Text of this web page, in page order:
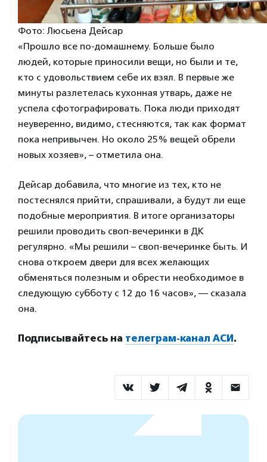
Фото: Люсьена Дейсар
«Прошло все по-домашнему. Больше было
людей, которые приносили вещи, но были и те,
кто с удовольствием себе их взял. В первые же
минуты разлетелась кухонная утварь, даже не
успела сфотографировать. Пока люди приходят
неуверенно, видимо, стесняются, так как формат
пока непривычен. Но около 25% вещей обрели
новых хозяев», – отметила она.
Дейсар добавила, что многие из тех, кто не
постеснялся прийти, спрашивали, а будут ли еще
подобные мероприятия. В итоге организаторы
решили проводить своп-вечеринки в ДК
регулярно. «Мы решили – своп-вечеринке быть. И
снова откроем двери для всех желающих
обменяться полезным и обрести необходимое в
следующую субботу с 12 до 16 часов», — сказала
она.
Подписывайтесь на телеграм-канал АСИ.